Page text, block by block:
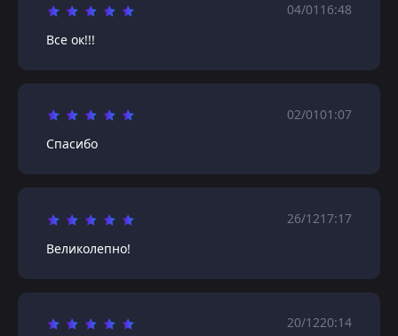
04/01 16:48
Все ок!!!
02/0101:07
Спасибо
26/1217:17
Великолепно!
20/1220:14